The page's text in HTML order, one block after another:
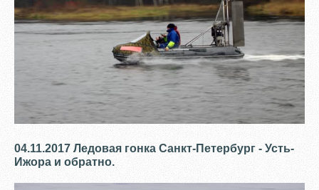
04.11.2017 Ледовая гонка Санкт-Петербург - Усть-
Ижора и обратно.